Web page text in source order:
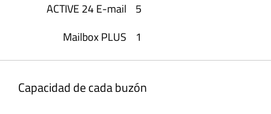
5
1
Capacidad de cada buzón